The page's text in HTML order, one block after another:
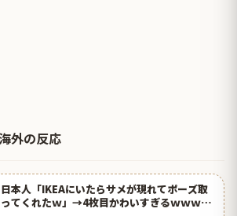
外の反応
日本人「IKEAにいたらサメが現れてポーズ取
ってくれたｗ」→4枚目かわいすぎるｗｗｗ